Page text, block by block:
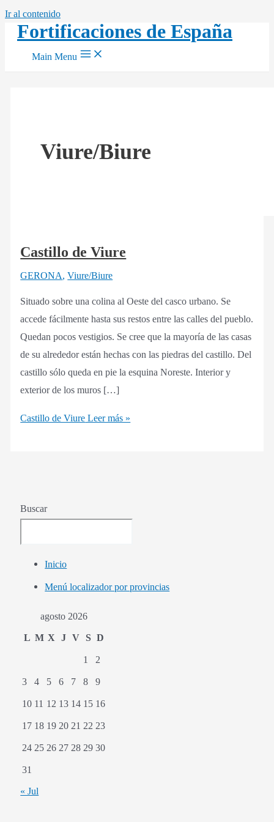
Ir al contenido
Fortificaciones de España
Main Menu
Viure/Biure
Castillo de Viure
GERONA,Viure/Biure
Situado sobre una colina al Oeste del casco urbano. Se
accede fácilmente hasta sus restos entre las calles del pueblo.
Quedan pocos vestigios. Se cree que la mayoría de las casas
de su alrededor están hechas con las piedras del castillo. Del
castillo sólo queda en pie la esquina Noreste. Interior y
exterior de los muros […]
Castillo de Viure Leer más »
Buscar
Inicio
Menú localizador por provincias
agosto 2026
L M X J V S D
1
2
3
4 5 6 7 8
9
10 11 12 13 14 15 16
17 18 19 20 21 22 23
24 25 26 27 28 29 30
31
« Jul